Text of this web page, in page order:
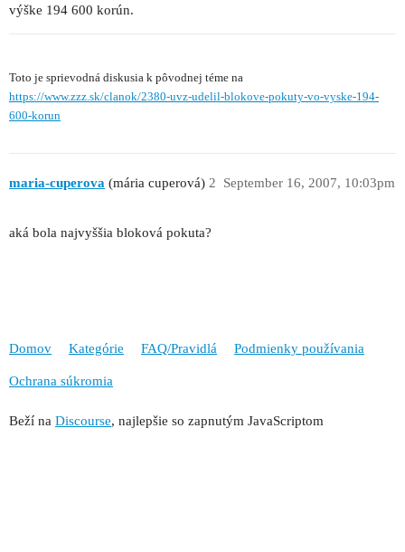
výške 194 600 korún.
Toto je sprievodná diskusia k pôvodnej téme na
https://www.zzz.sk/clanok/2380-uvz-udelil-blokove-pokuty-vo-vyske-194-
600-korun
maria-cuperova (mária cuperová) September 16, 2007, 10:03pm
2
aká bola najvyššia bloková pokuta?
Domov Kategórie FAQ/Pravidlá Podmienky používania
Ochrana súkromia
Beží na Discourse, najlepšie so zapnutým JavaScriptom